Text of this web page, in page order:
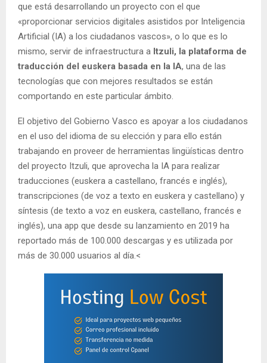
que está desarrollando un proyecto con el que
«proporcionar servicios digitales asistidos por Inteligencia
Artificial (IA) a los ciudadanos vascos», o lo que es lo
mismo, servir de infraestructura a Itzuli, la plataforma de
traducción del euskera basada en la IA, una de las
tecnologías que con mejores resultados se están
comportando en este particular ámbito.
El objetivo del Gobierno Vasco es apoyar a los ciudadanos
en el uso del idioma de su elección y para ello están
trabajando en proveer de herramientas lingüísticas dentro
del proyecto Itzuli, que aprovecha la IA para realizar
traducciones (euskera a castellano, francés e inglés),
transcripciones (de voz a texto en euskera y castellano) y
síntesis (de texto a voz en euskera, castellano, francés e
inglés), una app que desde su lanzamiento en 2019 ha
reportado más de 100.000 descargas y es utilizada por
más de 30.000 usuarios al día.<